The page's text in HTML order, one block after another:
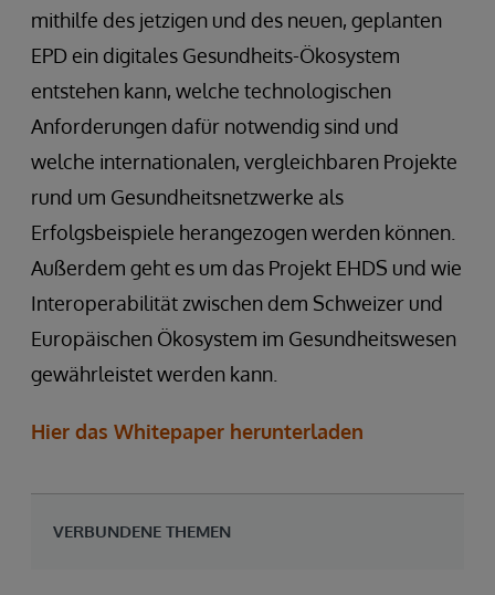
mithilfe des jetzigen und des neuen, geplanten
EPD ein digitales Gesundheits-Ökosystem
entstehen kann, welche technologischen
Anforderungen dafür notwendig sind und
welche internationalen, vergleichbaren Projekte
rund um Gesundheitsnetzwerke als
Erfolgsbeispiele herangezogen werden können.
Außerdem geht es um das Projekt EHDS und wie
Interoperabilität zwischen dem Schweizer und
Europäischen Ökosystem im Gesundheitswesen
gewährleistet werden kann.
Hier das Whitepaper herunterladen
VERBUNDENE THEMEN